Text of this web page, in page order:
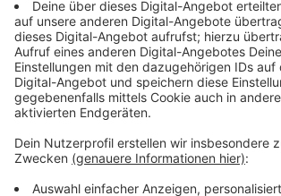
Garten" oder auch Julians Bistro.
Anzeige
Anzeige